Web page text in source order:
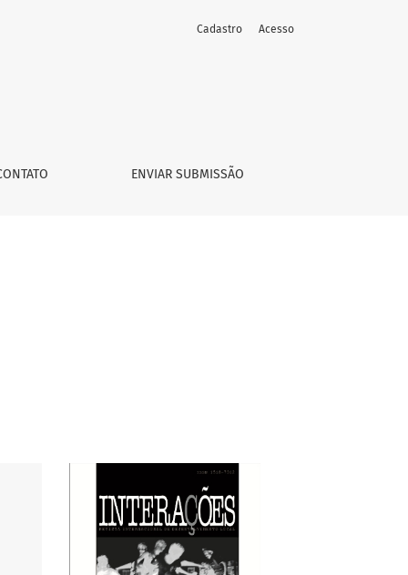
ENVIAR SUBMISSÃO
Cadastro Acesso